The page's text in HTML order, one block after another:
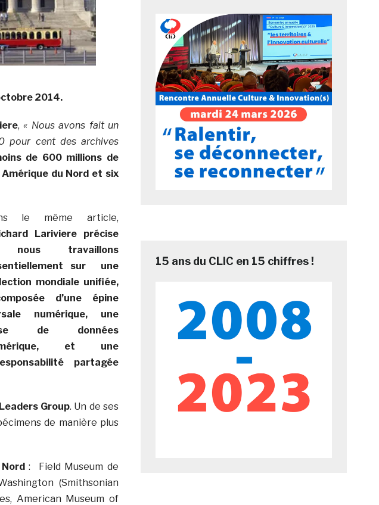
2014.
,« Nous avons fait un
pour cent des archives
de 600 millions de
du Nord et six
le même article,
Lariviere précise
travaillons
sur une
mondiale unifiée,
d’une épine
numérique, une
de données
et une
partagée
Group. Un de ses
de manière plus
: Field Museum de
(Smithsonian
American Museum of
15 ans du CLIC en 15 chiffres !